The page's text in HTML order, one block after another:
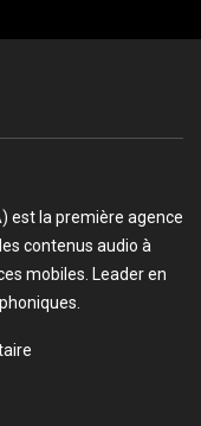
est la première agence
contenus audio à
mobiles. Leader en